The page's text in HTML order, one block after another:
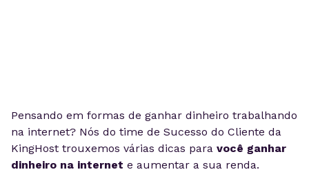
Pensando em formas de ganhar dinheiro trabalhando
na internet? Nós do time de Sucesso do Cliente da
KingHost trouxemos várias dicas para você ganhar
dinheiro na internet e aumentar a sua renda.